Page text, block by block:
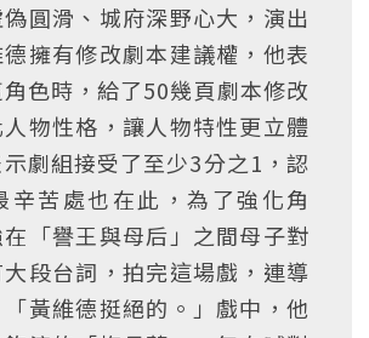
偽圓滑、城府深野心大，演出
擁有修改劇本建議權，他表
色時，給了50幾頁劇本修改
物性格，讓人物特性更立體
劇組接受了至少3分之1，認
辛苦處也在此，為了強化角
「譽王與母后」之間母子對
段台詞，拍完這場戲，連導
黃維德挺絕的。」戲中，他